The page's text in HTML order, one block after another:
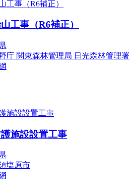
工事（R6補正）
庁 関東森林管理局 日光森林管理署
施設設置工事
塩原市